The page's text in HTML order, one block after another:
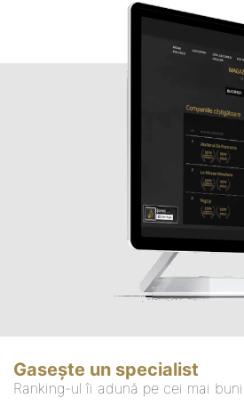
Gasește un specialist
Ranking-ul îi adună pe cei mai